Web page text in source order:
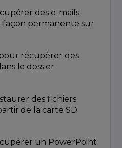
des e-mails
façon permanente sur
récupérer des
le dossier
des fichiers
de la carte SD
un PowerPoint